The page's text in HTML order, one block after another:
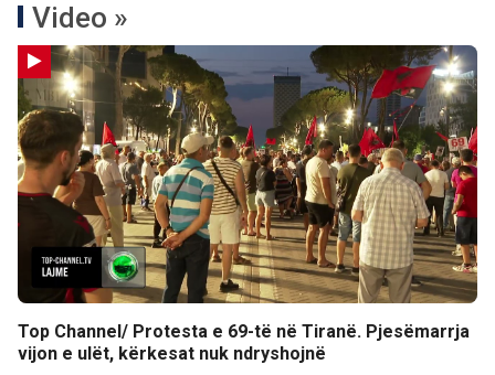
Video »
Top Channel/ Protesta e 69-të në Tiranë. Pjesëmarrja
vijon e ulët, kërkesat nuk ndryshojnë